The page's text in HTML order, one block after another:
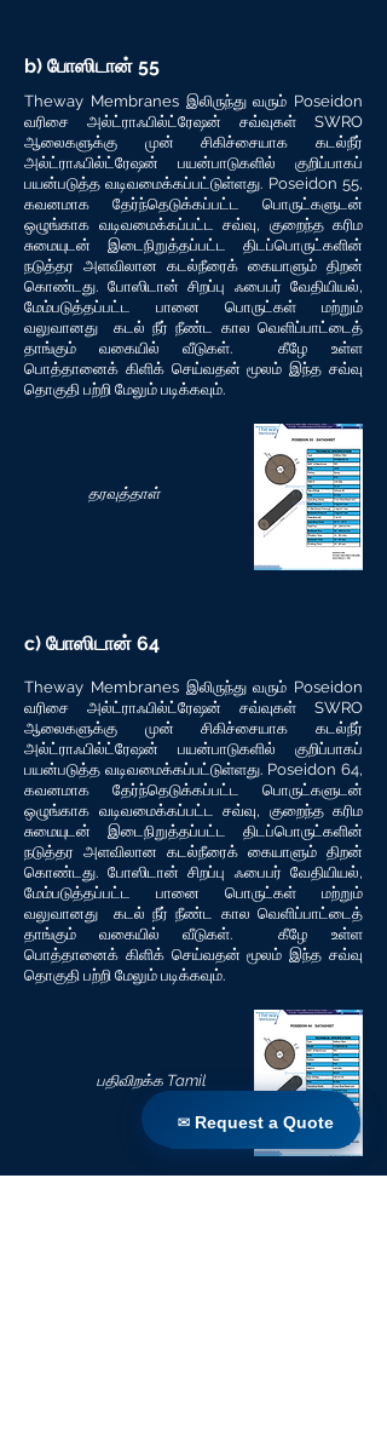
b) போஸிடான் 55
Theway Membranes இலிருந்து வரும் Poseidon
வரிசை அல்ட்ராஃபில்ட்ரேஷன் சவ்வுகள் SWRO
ஆலைகளுக்கு முன் சிகிச்சையாக கடல்நீர்
அல்ட்ராஃபில்ட்ரேஷன் பயன்பாடுகளில் குறிப்பாகப்
பயன்படுத்த வடிவமைக்கப்பட்டுள்ளது. Poseidon 55,
கவனமாக தேர்ந்தெடுக்கப்பட்ட பொருட்களுடன்
ஒழுங்காக வடிவமைக்கப்பட்ட சவ்வு, குறைந்த கரிம
சுமையுடன் இடைநிறுத்தப்பட்ட திடப்பொருட்களின்
நடுத்தர அளவிலான கடல்நீரைக் கையாளும் திறன்
கொண்டது. போஸிடான் சிறப்பு ஃபைபர் வேதியியல்,
மேம்படுத்தப்பட்ட பானை பொருட்கள் மற்றும்
வலுவானது கடல் நீர் நீண்ட கால வெளிப்பாட்டைத்
தாங்கும் வகையில் வீடுகள். கீழே உள்ள
பொத்தானைக் கிளிக் செய்வதன் மூலம் இந்த சவ்வு
தொகுதி பற்றி மேலும் படிக்கவும்.
தரவுத்தாள்
c) போஸிடான் 64
Theway Membranes இலிருந்து வரும் Poseidon
வரிசை அல்ட்ராஃபில்ட்ரேஷன் சவ்வுகள் SWRO
ஆலைகளுக்கு முன் சிகிச்சையாக கடல்நீர்
அல்ட்ராஃபில்ட்ரேஷன் பயன்பாடுகளில் குறிப்பாகப்
பயன்படுத்த வடிவமைக்கப்பட்டுள்ளது. Poseidon 64,
கவனமாக தேர்ந்தெடுக்கப்பட்ட பொருட்களுடன்
ஒழுங்காக வடிவமைக்கப்பட்ட சவ்வு, குறைந்த கரிம
சுமையுடன் இடைநிறுத்தப்பட்ட திடப்பொருட்களின்
நடுத்தர அளவிலான கடல்நீரைக் கையாளும் திறன்
கொண்டது. போஸிடான் சிறப்பு ஃபைபர் வேதியியல்,
மேம்படுத்தப்பட்ட பானை பொருட்கள் மற்றும்
வலுவானது கடல் நீர் நீண்ட கால வெளிப்பாட்டைத்
தாங்கும் வகையில் வீடுகள். கீழே உள்ள
பொத்தானைக் கிளிக் செய்வதன் மூலம் இந்த சவ்வு
தொகுதி பற்றி மேலும் படிக்கவும்.
பதிவிறக்க Tamil
✉ Request a Quote
✉ Request a Quote